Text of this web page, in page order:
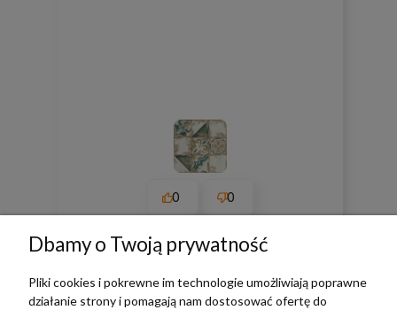
0 0
zebranych i zweryfikowanych przez
Dbamy o Twoją prywatność
Pliki cookies i pokrewne im technologie umożliwiają poprawne
działanie strony i pomagają nam dostosować ofertę do